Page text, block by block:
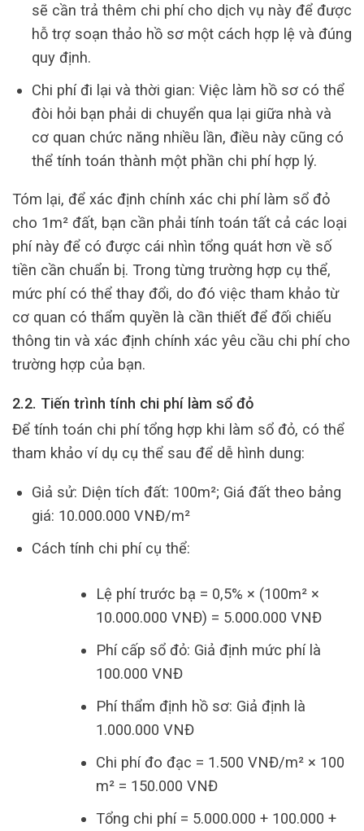
sẽ cần trả thêm chi phí cho dịch vụ này để được
hỗ trợ soạn thảo hồ sơ một cách hợp lệ và đúng
quy định.
Chi phí đi lại và thời gian: Việc làm hồ sơ có thể
đòi hỏi bạn phải di chuyển qua lại giữa nhà và
cơ quan chức năng nhiều lần, điều này cũng có
thể tính toán thành một phần chi phí hợp lý.
Tóm lại, để xác định chính xác chi phí làm sổ đỏ
cho 1m² đất, bạn cần phải tính toán tất cả các loại
phí này để có được cái nhìn tổng quát hơn về số
tiền cần chuẩn bị. Trong từng trường hợp cụ thể,
mức phí có thể thay đổi, do đó việc tham khảo từ
cơ quan có thẩm quyền là cần thiết để đối chiếu
thông tin và xác định chính xác yêu cầu chi phí cho
trường hợp của bạn.
2.2. Tiến trình tính chi phí làm sổ đỏ
Để tính toán chi phí tổng hợp khi làm sổ đỏ, có thể
tham khảo ví dụ cụ thể sau để dễ hình dung:
Giả sử: Diện tích đất: 100m²; Giá đất theo bảng
giá: 10.000.000 VNĐ/m²
Cách tính chi phí cụ thể:
Lệ phí trước bạ = 0,5% × (100m² ×
10.000.000 VNĐ) = 5.000.000 VNĐ
Phí cấp sổ đỏ: Giả định mức phí là
100.000 VNĐ
Phí thẩm định hồ sơ: Giả định là
1.000.000 VNĐ
Chi phí đo đạc = 1.500 VNĐ/m² × 100
m² = 150.000 VNĐ
Tổng chi phí = 5.000.000 + 100.000 +